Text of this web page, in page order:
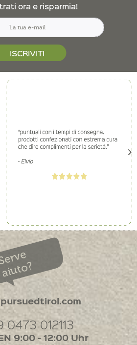
ora e risparmia!
ISCRIVITI
aiuto?
0473 012113
9:00 - 12:00 Uhr